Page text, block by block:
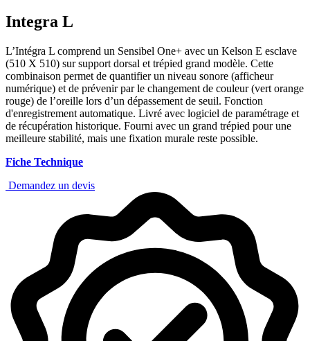
Integra L
L’Intégra L comprend un Sensibel One+ avec un Kelson E esclave
(510 X 510) sur support dorsal et trépied grand modèle. Cette
combinaison permet de quantifier un niveau sonore (afficheur
numérique) et de prévenir par le changement de couleur (vert orange
rouge) de l’oreille lors d’un dépassement de seuil. Fonction
d'enregistrement automatique. Livré avec logiciel de paramétrage et
de récupération historique. Fourni avec un grand trépied pour une
meilleure stabilité, mais une fixation murale reste possible.
Fiche Technique
Demandez un devis